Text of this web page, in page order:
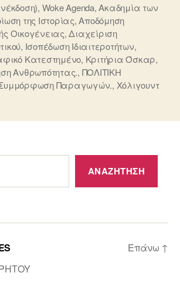
, Woke Agenda,Ακαδημία των
της Ιστορίας,Αποδόμηση
Οικογένειας,Διαχείριση
, Ισοπέδωση Ιδιαιτεροτήτων,
Κατεστημένο, Κριτήρια Όσκαρ,
Ανθρωπότητας., ΠΟΛΙΤΙΚΗ
Παραγωγών., Χόλιγουντ
ΑΝΑΖΉΤΗΣΗ
Επάνω ↑